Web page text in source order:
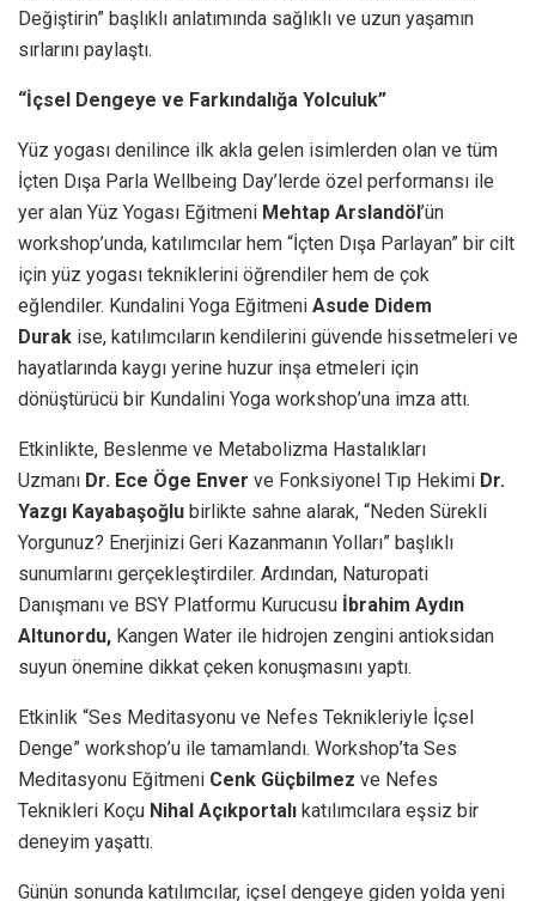
Değiştirin” başlıklı anlatımında sağlıklı ve uzun yaşamın
sırlarını paylaştı.
“İçsel Dengeye ve Farkındalığa Yolculuk”
Yüz yogası denilince ilk akla gelen isimlerden olan ve tüm
İçten Dışa Parla Wellbeing Day’lerde özel performansı ile
yer alan Yüz Yogası Eğitmeni Mehtap Arslandöl’ün
workshop’unda, katılımcılar hem “İçten Dışa Parlayan” bir cilt
için yüz yogası tekniklerini öğrendiler hem de çok
eğlendiler. Kundalini Yoga Eğitmeni Asude Didem
Durak ise, katılımcıların kendilerini güvende hissetmeleri ve
hayatlarında kaygı yerine huzur inşa etmeleri için
dönüştürücü bir Kundalini Yoga workshop’una imza attı.
Etkinlikte, Beslenme ve Metabolizma Hastalıkları
Uzmanı Dr. Ece Öge Enver ve Fonksiyonel Tıp Hekimi Dr.
Yazgı Kayabaşoğlu birlikte sahne alarak, “Neden Sürekli
Yorgunuz? Enerjinizi Geri Kazanmanın Yolları” başlıklı
sunumlarını gerçekleştirdiler. Ardından, Naturopati
Danışmanı ve BSY Platformu Kurucusu İbrahim Aydın
Altunordu, Kangen Water ile hidrojen zengini antioksidan
suyun önemine dikkat çeken konuşmasını yaptı.
Etkinlik “Ses Meditasyonu ve Nefes Teknikleriyle İçsel
Denge” workshop’u ile tamamlandı. Workshop’ta Ses
Meditasyonu Eğitmeni Cenk Güçbilmez ve Nefes
Teknikleri Koçu Nihal Açıkportalı katılımcılara eşsiz bir
deneyim yaşattı.
Günün sonunda katılımcılar, içsel dengeye giden yolda yeni